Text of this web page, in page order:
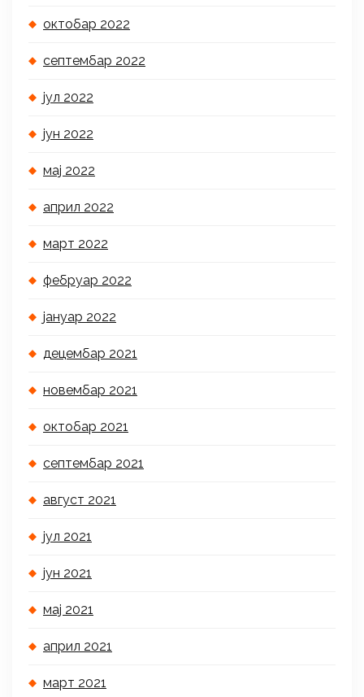
октобар 2022
септембар 2022
јул 2022
јун 2022
мај 2022
април 2022
март 2022
фебруар 2022
јануар 2022
децембар 2021
новембар 2021
октобар 2021
септембар 2021
август 2021
јул 2021
јун 2021
мај 2021
април 2021
март 2021